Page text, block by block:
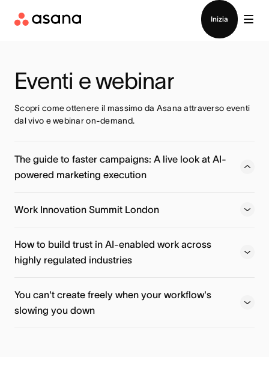
Inizia
Eventi e webinar
Scopri come ottenere il massimo da Asana attraverso eventi
dal vivo e webinar on-demand.
The guide to faster campaigns: A live look at AI-
powered marketing execution
to deploy specialized AI Teammates that handle localized
Work Innovation Summit London
How to build trust in AI-enabled work across
highly regulated industries
You can't create freely when your workflow's
slowing you down